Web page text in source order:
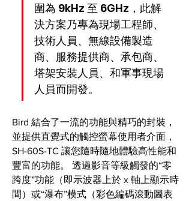
圍為 9kHz 至 6GHz，此解
決方案乃專為現場工程師、
技術人員、無線設備製造
商、服務提供商、承包商、
塔架安裝人員、和軍事現場
人員而開發。
Bird 結合了一流的功能與精巧的封裝，
並提供直覺式的觸控螢幕使用者介面，
SH-60S-TC 讓您隨時隨地體驗高性能和
豐富的功能。 透過影音等級觸發的“零
跨度”功能（即示波器上於 x 軸上顯示時
間）或“瀑布”模式（彩色編碼滾動圖表